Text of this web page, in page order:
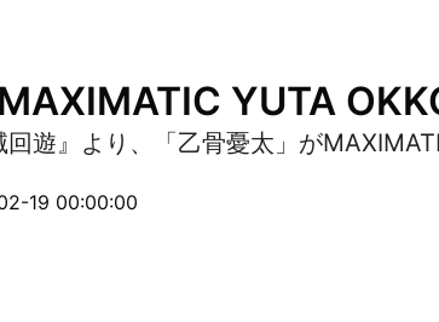
YUTA
回遊』より、「乙骨憂太」が
19 00:00:00